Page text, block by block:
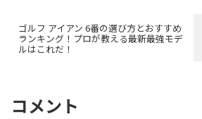
ゴルフ アイアン 6番の選び方とおすすめ
ランキング！プロが教える最新最強モデ
ルはこれだ！
コメント